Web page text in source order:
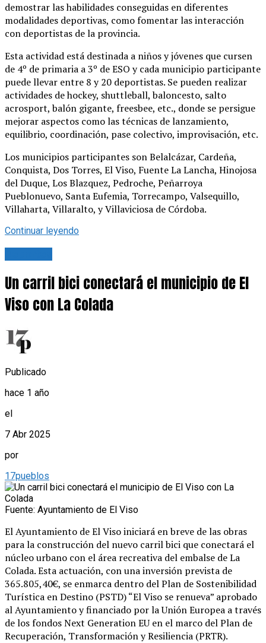
demostrar las habilidades conseguidas en diferentes
modalidades deportivas, como fomentar las interacción
con deportistas de la provincia.
Esta actividad está destinada a niños y jóvenes que cursen
de 4º de primaria a 3º de ESO y cada municipio participante
puede llevar entre 8 y 20 deportistas. Se pueden realizar
actividades de hockey, shuttleball, baloncesto, salto
acrosport, balón gigante, freesbee, etc., donde se persigue
mejorar aspectos como las técnicas de lanzamiento,
equilibrio, coordinación, pase colectivo, improvisación, etc.
Los municipios participantes son Belalcázar, Cardeña,
Conquista, Dos Torres, El Viso, Fuente La Lancha, Hinojosa
del Duque, Los Blazquez, Pedroche, Peñarroya
Pueblonuevo, Santa Eufemia, Torrecampo, Valsequillo,
Villaharta, Villaralto, y Villaviciosa de Córdoba.
Continuar leyendo
Un carril bici conectará el municipio de El
Viso con La Colada
Publicado
hace 1 año
el
7 Abr 2025
por
17pueblos
Fuente: Ayuntamiento de El Viso
El Ayuntamiento de El Viso iniciará en breve de las obras
para la construcción del nuevo carril bici que conectará el
núcleo urbano con el área recreativa del embalse de La
Colada. Esta actuación, con una inversión prevista de
365.805,40€, se enmarca dentro del Plan de Sostenibilidad
Turística en Destino (PSTD) “El Viso se renueva” aprobado
al Ayuntamiento y financiado por la Unión Europea a través
de los fondos Next Generation EU en el marco del Plan de
Recuperación, Transformación y Resiliencia (PRTR).